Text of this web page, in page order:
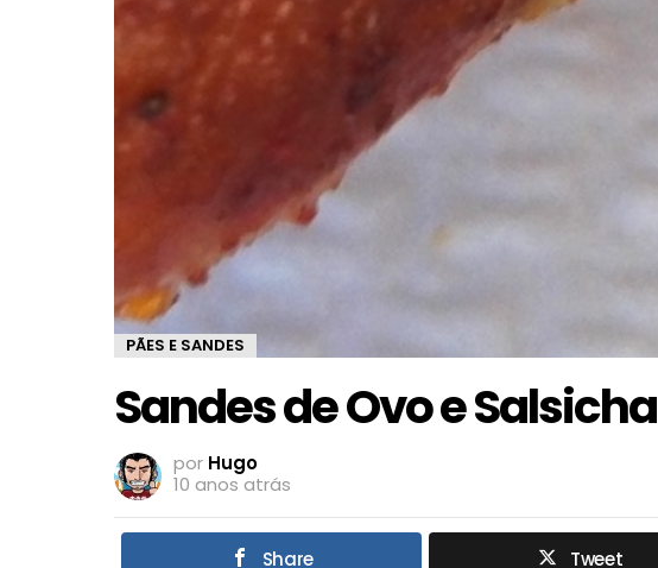
PÃES E SANDES
Sandes de Ovo e Salsicha
por Hugo
10 anos atrás
Share Tweet